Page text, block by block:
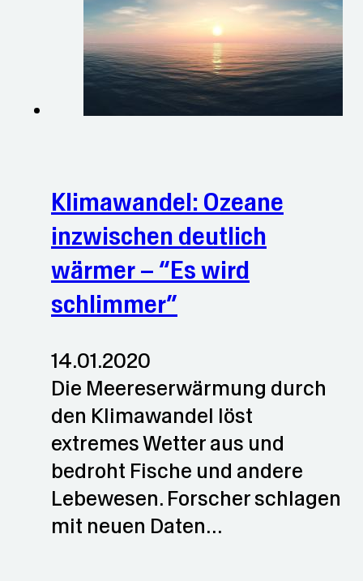
Klimawandel: Ozeane
inzwischen deutlich
wärmer – “Es wird
schlimmer”
14.01.2020
Die Meereserwärmung durch
den Klimawandel löst
extremes Wetter aus und
bedroht Fische und andere
Lebewesen. Forscher schlagen
mit neuen Daten…